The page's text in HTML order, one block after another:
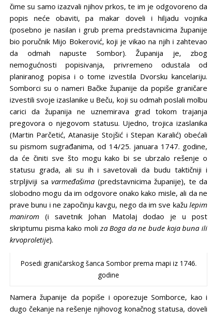
čime su samo izazvali njihov prkos, te im je odgovoreno da
popis neće obaviti, pa makar doveli i hiljadu vojnika
(posebno je nasilan i grub prema predstavnicima županije
bio poručnik Mijo Bokerović, koji je vikao na njih i zahtevao
da odmah napuste Sombor). Županija je, zbog
nemogućnosti popisivanja, privremeno odustala od
planiranog popisa i o tome izvestila Dvorsku kancelariju.
Somborci su o nameri Bačke županije da popiše graničare
izvestili svoje izaslanike u Beču, koji su odmah poslali molbu
carici da županija ne uznemirava grad tokom trajanja
pregovora o njegovom statusu. Ujedno, trojica izaslanika
(Martin Parčetić, Atanasije Stojšić i Stepan Karalić) obećali
su pismom sugrađanima, od 14/25. januara 1747. godine,
da će činiti sve što mogu kako bi se ubrzalo rešenje o
statusu grada, ali su ih i savetovali da budu taktičniji i
strpljiviji sa varmeđašima (predstavnicima županije), te da
slobodno mogu da im odgovore onako kako misle, ali da ne
prave bunu i ne započinju kavgu, nego da im sve kažu lepim
manirom (i savetnik Johan Matolaj dodao je u post
skriptumu pisma kako moli za Boga da ne bude koja buna ili
krvoproletije).
Posedi graničarskog šanca Sombor prema mapi iz 1746.
godine
Namera županije da popiše i oporezuje Somborce, kao i
dugo čekanje na rešenje njihovog konačnog statusa, doveli